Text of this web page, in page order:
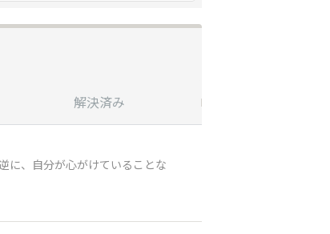
解決済み
に、自分が心がけていることな